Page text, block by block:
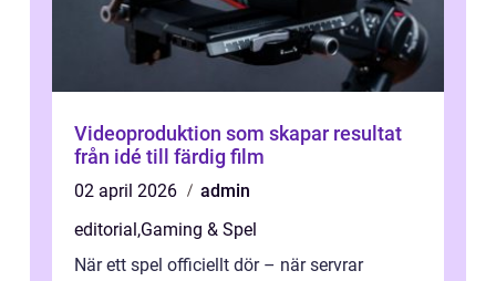
Videoproduktion som skapar resultat
från idé till färdig film
02 april 2026
admin
editorial ,Gaming & Spel
När ett spel officiellt dör – när servrar